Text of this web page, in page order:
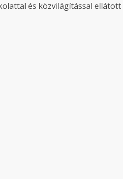
és közvilágítással ellátott